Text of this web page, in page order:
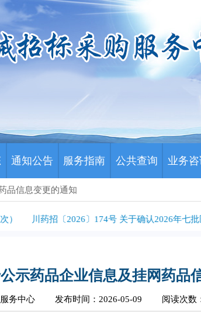
通知公告 服务指南 公共查询 业务咨
品信息变更的通知
川药招〔2026〕174号 关于确认2026年七批医
示药品企业信息及挂网药品
务中心 发布时间：2026-05-09 阅读次数
企业：